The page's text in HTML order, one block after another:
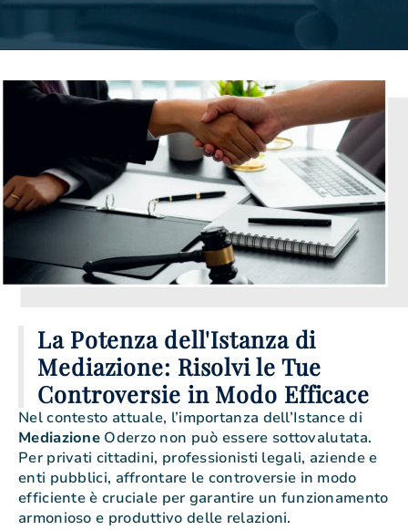
La Potenza dell'Istanza di
Mediazione: Risolvi le Tue
Controversie in Modo Efficace
Nel contesto attuale, l’importanza dell’Istance di
Mediazione Oderzo non può essere sottovalutata.
Per privati cittadini, professionisti legali, aziende e
enti pubblici, affrontare le controversie in modo
efficiente è cruciale per garantire un funzionamento
armonioso e produttivo delle relazioni.